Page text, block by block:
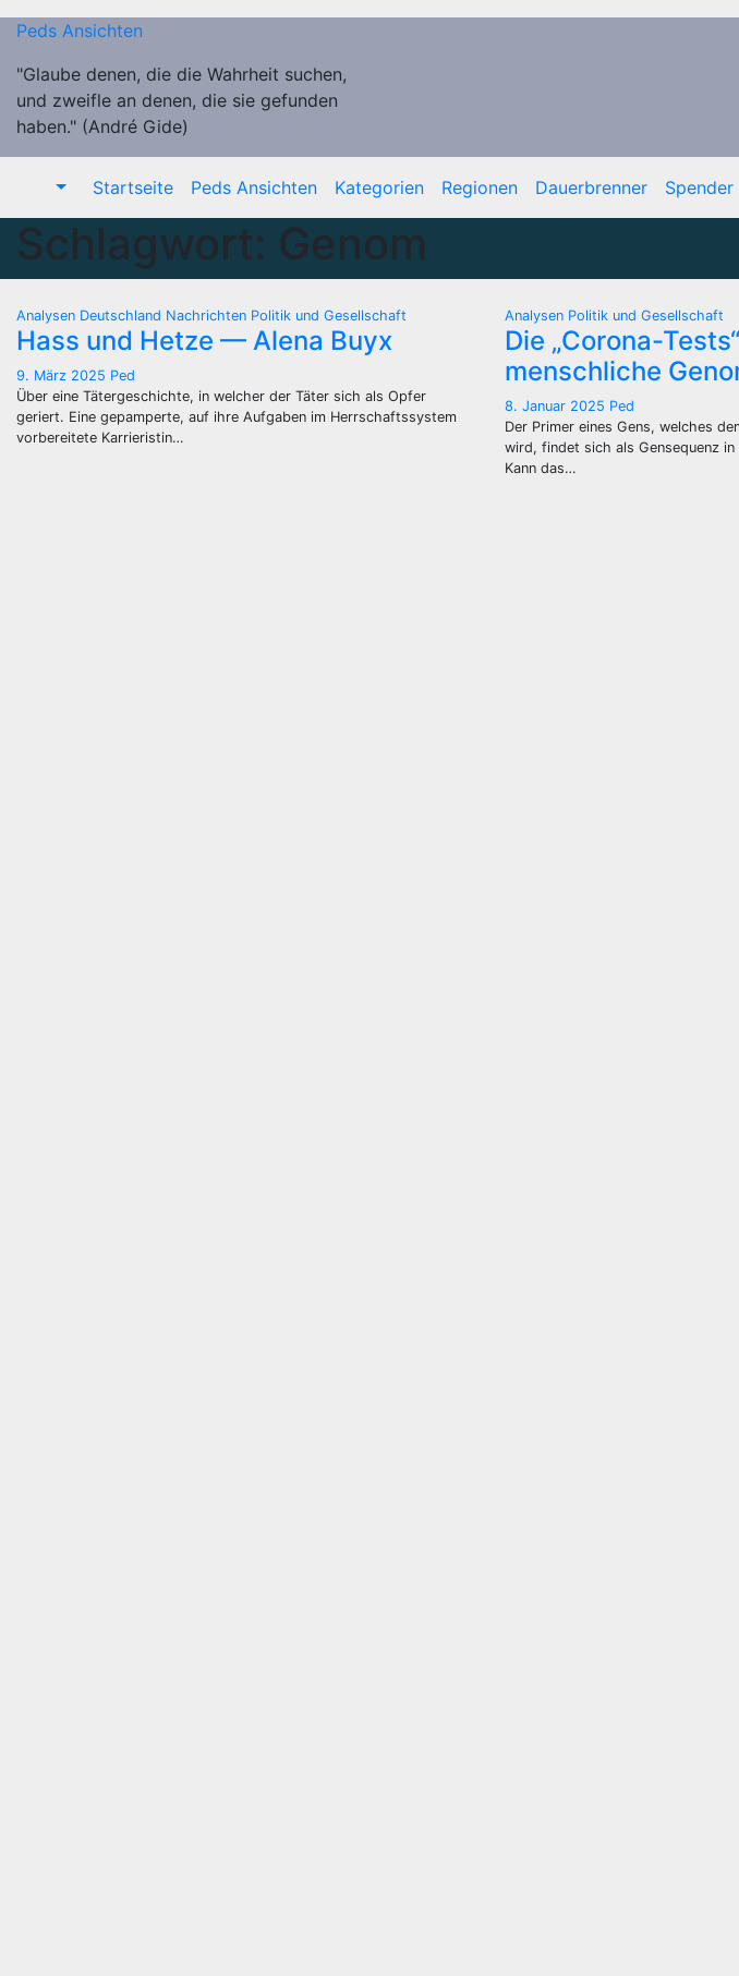
Zum
Inhalt
springen
Peds Ansichten
"Glaube denen, die die Wahrheit suchen,
und zweifle an denen, die sie gefunden
haben." (André Gide)
Startseite Peds Ansichten Kategorien Regionen Dauerbrenner Spender
Schlagwort: Genom
Analysen Deutschland Nachrichten Politik und Gesellschaft
Hass und Hetze — Alena Buyx
9. März 2025 Ped
Über eine Tätergeschichte, in welcher der Täter sich als Opfer
geriert. Eine gepamperte, auf ihre Aufgaben im Herrschaftssystem
vorbereitete Karrieristin…
Analysen Politik und Gesellschaft
Die „Corona-
menschliche
8. Januar 2025 Ped
Der Primer eines Gens, welches
wird, findet sich als Gensequenz
Kann das…